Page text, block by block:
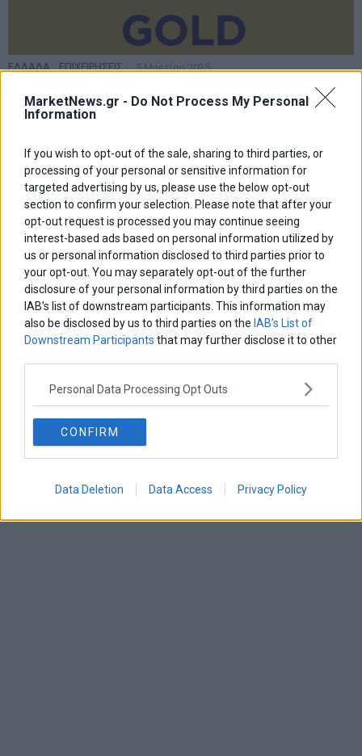
MarketNews.gr - Do Not Process My Personal
Information
If you wish to opt-out of the sale, sharing to third parties, or
processing of your personal or sensitive information for
targeted advertising by us, please use the below opt-out
section to confirm your selection. Please note that after your
opt-out request is processed you may continue seeing
interest-based ads based on personal information utilized by
us or personal information disclosed to third parties prior to
your opt-out. You may separately opt-out of the further
disclosure of your personal information by third parties on the
IAB’s list of downstream participants. This information may
also be disclosed by us to third parties on the IAB’s List of
Downstream Participants that may further disclose it to other
Personal Data Processing Opt Outs
CONFIRM
Data Deletion Data Access Privacy Policy
ΕΛΛΑΔΑ ΕΠΙΧΕΙΡΗΣΕΙΣ 5 Μαρτίου 2025
Νέα Οδός – Κεντρική Οδός: Χρυσή διάκριση στα ΑΙ &
DATA Awards
Μία ακόμα Χρυσή διάκριση μετρούν η Νέα Οδός και η Κεντρική
στους κόμβους των αυτοκινητοδρόμων ευθύνης τους.